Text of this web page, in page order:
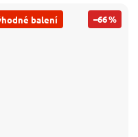
balení –66 %